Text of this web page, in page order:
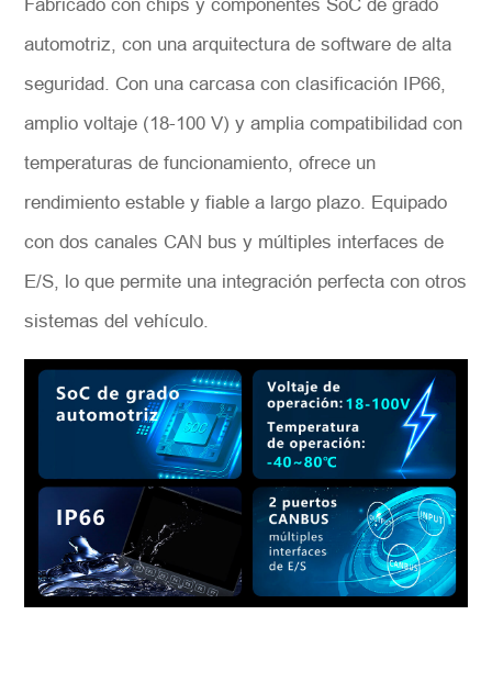
Fabricado con chips y componentes SoC de grado
automotriz, con una arquitectura de software de alta
seguridad. Con una carcasa con clasificación IP66,
amplio voltaje (18-100 V) y amplia compatibilidad con
temperaturas de funcionamiento, ofrece un
rendimiento estable y fiable a largo plazo. Equipado
con dos canales CAN bus y múltiples interfaces de
E/S, lo que permite una integración perfecta con otros
sistemas del vehículo.